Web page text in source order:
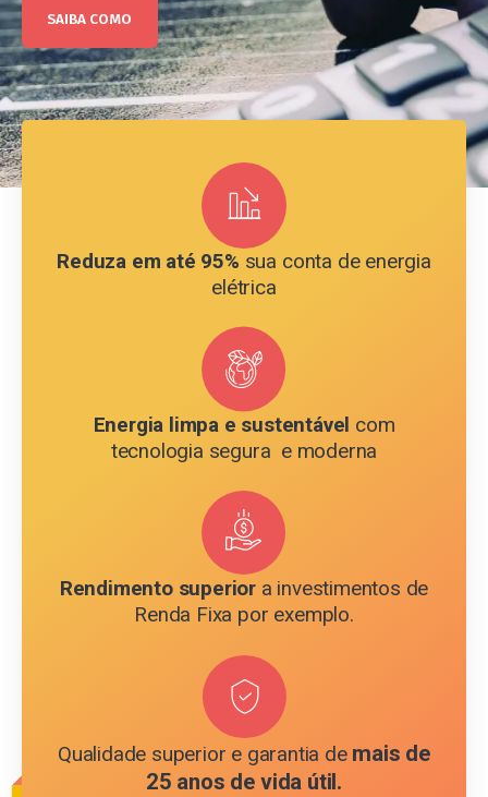
SAIBA COMO
Reduza em até 95% sua conta de energia
elétrica
Energia limpa e sustentável com
tecnologia segura e moderna
Rendimento superior a investimentos de
Renda Fixa por exemplo.
Qualidade superior e garantia demais de
25 anos de vida útil.